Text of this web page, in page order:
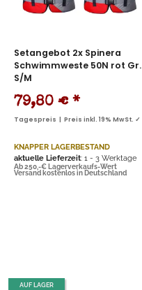
Setangebot 2x Spinera
Schwimmweste 50N rot Gr.
S/M
79,80 € *
Tagespreis | Preis inkl. 19% MwSt. ✓
KNAPPER LAGERBESTAND
aktuelle Lieferzeit: 1 - 3 Werktage
Ab 250,-€ Lagerverkaufs-Wert
Versand kostenlos in Deutschland
AUF LAGER